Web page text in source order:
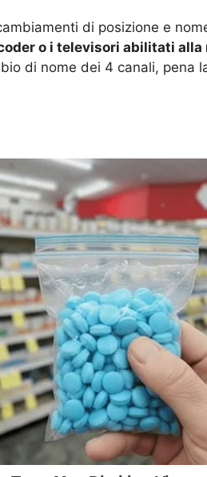
di posizione e
o i televisori abilitati
di nome dei 4 canali, pena